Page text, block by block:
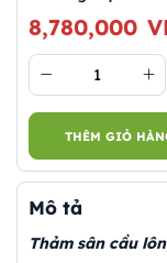
8,780,000
THÊM GIỎ
Mô tả
Thảm sân cầu